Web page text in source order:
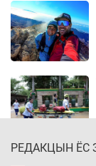
РЕДАКЦЫН ЁС